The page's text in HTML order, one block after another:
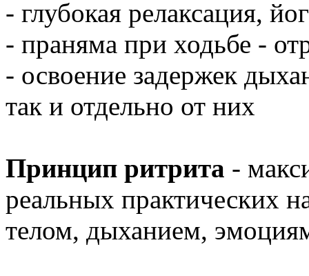
- глубокая релаксация,
- праняма при ходьбе -
- освоение задержек
так и отдельно от них
Принцип ритрита -
реальных практических
телом, дыханием,